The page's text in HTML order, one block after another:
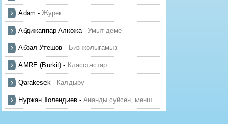
Adam - Журек
Абдижаппар Алкожа- Умыт деме
Абзал Утешов - Биз жолыгамыз
AMRE (Burkit) - Класстастар
Qarakesek - Калдыру
Нуржан Толендиев - Ананды суйсен, менше суй